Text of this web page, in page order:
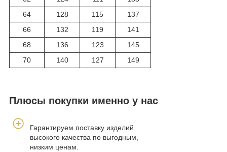
64
128 115
137
66
132 119
141
68
136 123
145
70
140 127 149
Плюсы покупки именно у нас
Гарантируем поставку изделий
высокого качества по выгодным,
низким ценам.